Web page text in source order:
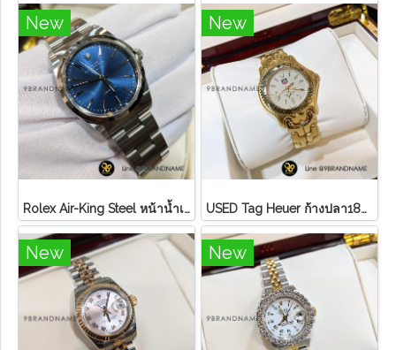
New
Rolex Air-King Steel หน้าน้ำเงิน หลักขีดสภาพดี
New
U​S​E​D​ T​ag Heuer ก้างปลา18K ขอบทอง หน้า ครีม
New New